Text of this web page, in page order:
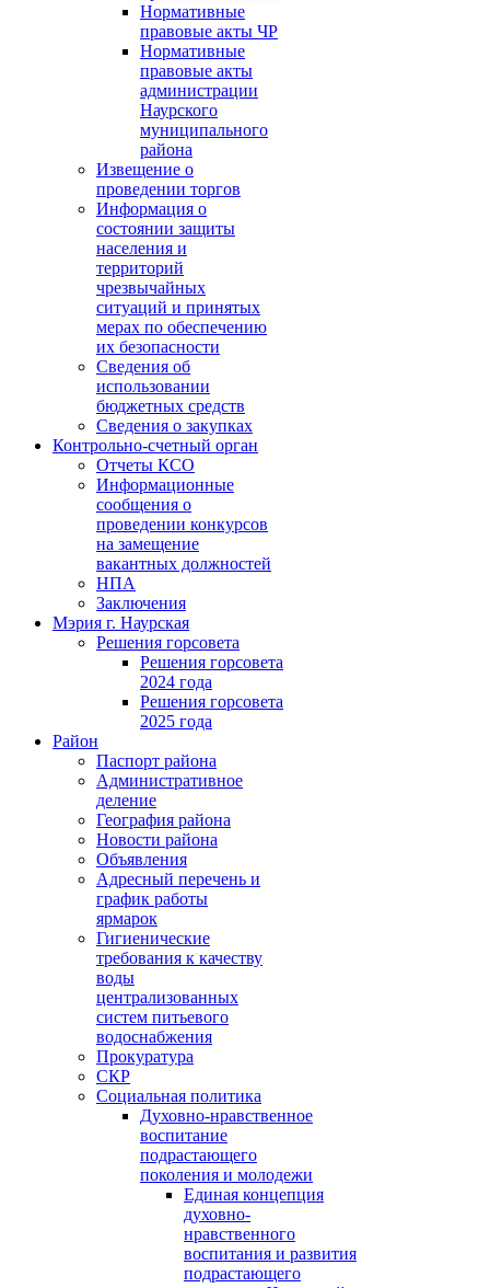
Нормативные
правовые акты ЧР
Нормативные
правовые акты
администрации
Наурского
муниципального
района
Извещение о
проведении торгов
Информация о
состоянии защиты
населения и
территорий
чрезвычайных
ситуаций и принятых
мерах по обеспечению
их безопасности
Сведения об
использовании
бюджетных средств
Сведения о закупках
Контрольно-счетный орган
Отчеты КСО
Информационные
сообщения о
проведении конкурсов
на замещение
вакантных должностей
НПА
Заключения
Мэрия г. Наурская
Решения горсовета
Решения горсовета
2024 года
Решения горсовета
2025 года
Район
Паспорт района
Административное
деление
География района
Новости района
Объявления
Адресный перечень и
график работы
ярмарок
Гигиенические
требования к качеству
воды
централизованных
систем питьевого
водоснабжения
Прокуратура
СКР
Социальная политика
Духовно-нравственное
воспитание
подрастающего
поколения и молодежи
Единая концепция
духовно-
нравственного
воспитания и развития
подрастающего